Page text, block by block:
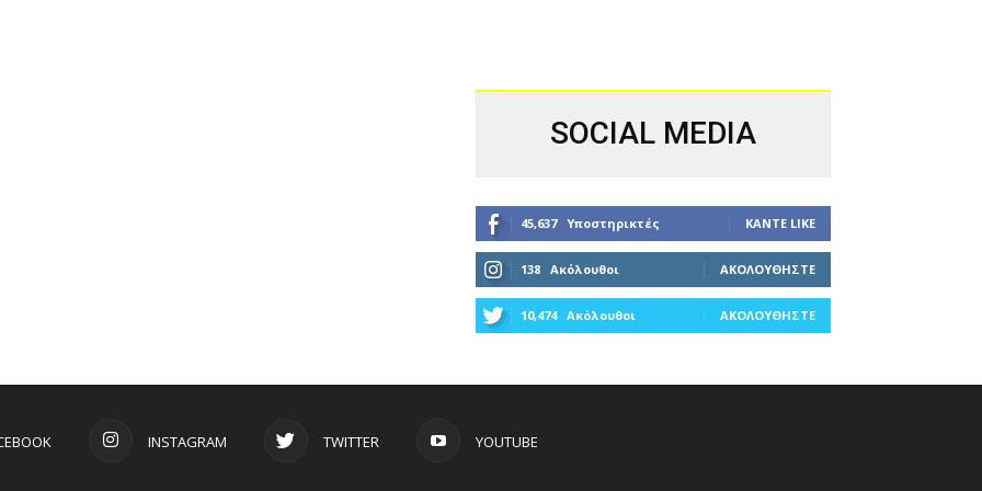
SOCIAL MEDIA
45,637 Υποστηρικτές ΚΆΝΤΕ LIKE
138 Ακόλουθοι ΑΚΟΛΟΥΘΉΣΤΕ
10,474 Ακόλουθοι ΑΚΟΛΟΥΘΉΣΤΕ
INSTAGRAM TWITTER YOUTUBE